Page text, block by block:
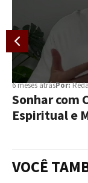
6 meses atrásPor:
Sonhar com
Espiritual e
VOCÊ